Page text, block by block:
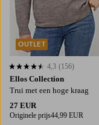
Ellos Collection
Trui met een hoge kraag
27 EUR
Originele prijs44,99 EUR
4,3 op basis van 156
4,3 (156)
OUTLET